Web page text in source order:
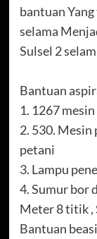
bantuan
selama
Sulsel 2
Bantuan
1. 1267
2. 530.
petani
3. Lampu
4. Sumur bor
Meter 8 titik ,
Bantuan